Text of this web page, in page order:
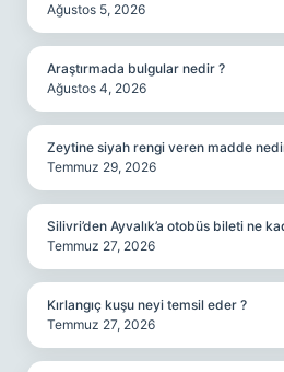
Ağustos 5, 2026
Araştırmada bulgular nedir ?
Ağustos 4, 2026
Zeytine siyah rengi veren madde
Temmuz 29, 2026
Silivri’den Ayvalık’a otobüs bileti ne
Temmuz 27, 2026
Kırlangıç kuşu neyi temsil eder ?
Temmuz 27, 2026